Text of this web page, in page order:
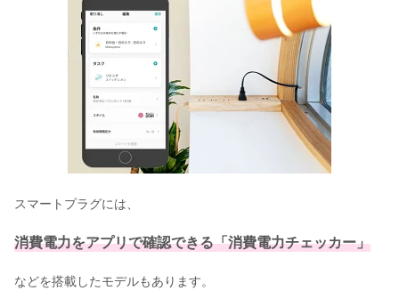
スマートプラグには、
消費電力をアプリで確認できる「消費電力チェッカー」
などを搭載したモデルもあります。